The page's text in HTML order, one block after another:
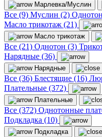
Марлевка/Муслин
Все (9) Муслин (2)
Масло трикотаж (21)
Масло трикотаж
Все (21) Однотон (3)
Нарядные (36)
Нарядные
Все (36) Блестящие (16)
Плательные (372)
Плательные
Все (372) Однотонные
Подкладка (10)
Подкладка